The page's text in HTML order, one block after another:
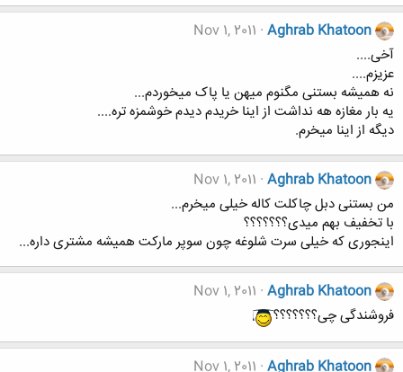
Aghrab Khatoon
Nov 1, 2011
آخی....
عزیزم....
نه همیشه بستنی مگنوم میهن یا پاک میخوردم...
یه بار مغازه هه نداشت از اینا خریدم دیدم خوشمزه تره....
دیگه از اینا میخرم.
Aghrab Khatoon
Nov 1, 2011
من بستنی دبل چاکلت کاله خیلی میخرم...
با تخفیف بهم میدی؟؟؟؟؟؟؟
اینجوری که خیلی سرت شلوغه چون سوپر مارکت همیشه مشتری داره...
Aghrab Khatoon
Nov 1, 2011
فروشندگی چی؟؟؟؟؟؟؟
Aghrab Khatoon
Nov 1, 2011